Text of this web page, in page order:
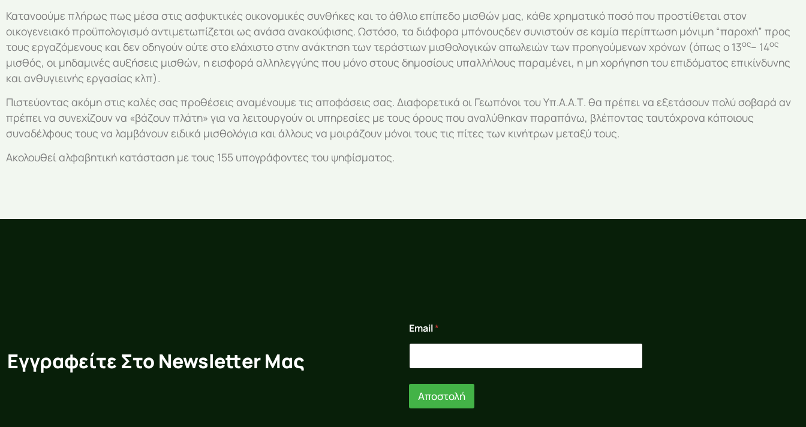
Κατανοούμε πλήρως πως μέσα στις ασφυκτικές οικονομικές συνθήκες και το άθλιο επίπεδο μισθών μας, κάθε χρηματικό ποσό που προστίθεται στον
οικογενειακό προϋπολογισμό αντιμετωπίζεται ως ανάσα ανακούφισης. Ωστόσο, τα διάφορα μπόνουςδεν συνιστούν σε καμία περίπτωση μόνιμη “παροχή” προς
τους εργαζόμενους και δεν οδηγούν ούτε στο ελάχιστο στην ανάκτηση των τεράστιων μισθολογικών απωλειών των προηγούμενων χρόνων (όπως ο 13ος– 14ος
μισθός, οι μηδαμινές αυξήσεις μισθών, η εισφορά αλληλεγγύης που μόνο στους δημοσίους υπαλλήλους παραμένει, η μη χορήγηση του επιδόματος επικίνδυνης
και ανθυγιεινής εργασίας κλπ).
Πιστεύοντας ακόμη στις καλές σας προθέσεις αναμένουμε τις αποφάσεις σας. Διαφορετικά οι Γεωπόνοι του Υπ.Α.Α.Τ. θα πρέπει να εξετάσουν πολύ σοβαρά αν
πρέπει να συνεχίζουν να «βάζουν πλάτη» για να λειτουργούν οι υπηρεσίες με τους όρους που αναλύθηκαν παραπάνω, βλέποντας ταυτόχρονα κάποιους
συναδέλφους τους να λαμβάνουν ειδικά μισθολόγια και άλλους να μοιράζουν μόνοι τους τις πίτες των κινήτρων μεταξύ τους.
Ακολουθεί αλφαβητική κατάσταση με τους 155 υπογράφοντες του ψηφίσματος.
Εγγραφείτε Στο Newsletter Μας
*
E
a
l
Email*
Αποστολή